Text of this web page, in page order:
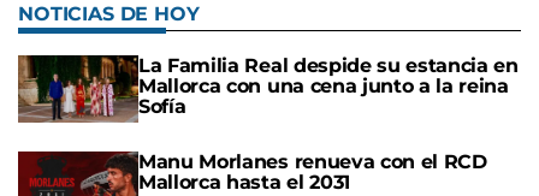
NOTICIAS DE HOY
La Familia Real despide su estancia en
Mallorca con una cena junto a la reina
Sofía
Manu Morlanes renueva con el RCD
Mallorca hasta el 2031